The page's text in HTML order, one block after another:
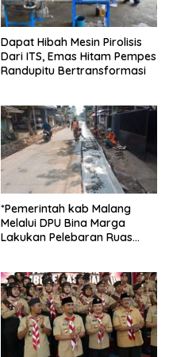
Dapat Hibah Mesin Pirolisis
Dari ITS, Emas Hitam Pempes
Randupitu Bertransformasi
*Pemerintah kab Malang
Melalui DPU Bina Marga
Lakukan Pelebaran Ruas